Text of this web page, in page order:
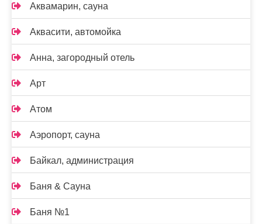
Аквамарин, сауна
Аквасити, автомойка
Анна, загородный отель
Арт
Атом
Аэропорт, сауна
Байкал, администрация
Баня & Сауна
Баня №1